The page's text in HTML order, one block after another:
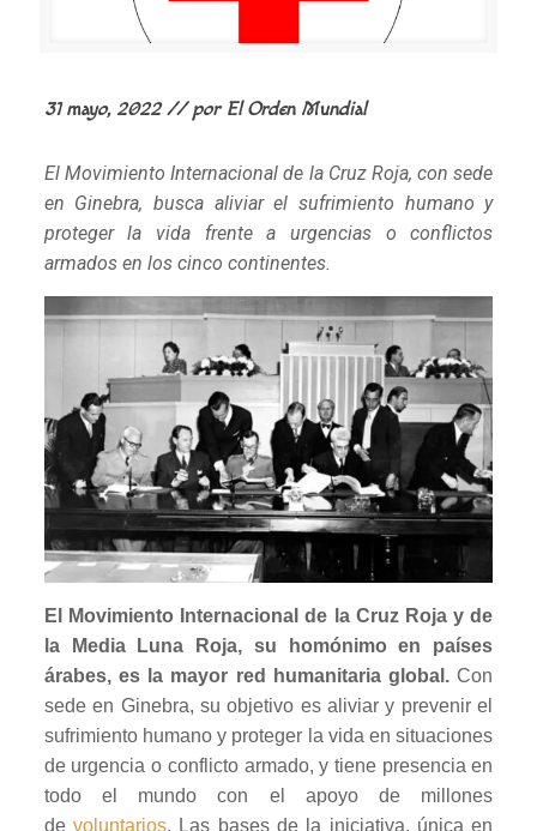
31 mayo, 2022 // por El Orden Mundial
El Movimiento Internacional de la Cruz Roja, con sede
en Ginebra, busca aliviar el sufrimiento humano y
proteger la vida frente a urgencias o conflictos
armados en los cinco continentes.
El Movimiento Internacional de la Cruz Roja y de
la Media Luna Roja, su homónimo en países
árabes, es la mayor red humanitaria global.Con
sede en Ginebra, su objetivo es aliviar y prevenir el
sufrimiento humano y proteger la vida en situaciones
de urgencia o conflicto armado, y tiene presencia en
todo el mundo con el apoyo de millones
devoluntarios. Las bases de la iniciativa, única en